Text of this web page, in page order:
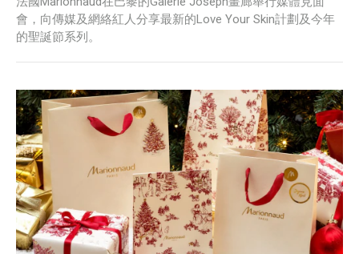
會，向傳媒及網絡紅人分享最新的Love Your Skin計劃及今年
的聖誕節系列。